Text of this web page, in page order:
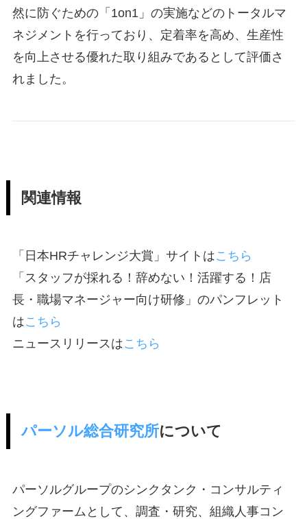
然に防ぐための「1on1」の実施などのトータルマ
ネジメントを行っており、定着率を高め、生産性
を向上させる優れた取り組みであるとして評価さ
れました。
関連情報
「日本HRチャレンジ大賞」サイトはこちら
「スタッフが採れる！辞めない！活躍する！店
長・職場マネージャー向け研修」のパンフレット
はこちら
ニュースリリースはこちら
パーソル総合研究所について
パーソルグループのシンクタンク・コンサルティ
ングファームとして、調査・研究、組織人事コン